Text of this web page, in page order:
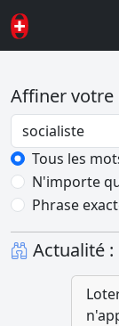
Affiner votre
Password
Tous les
N'importe
Phrase
Actualité :